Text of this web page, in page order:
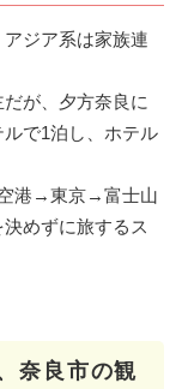
ジア系は家族連
が、夕方奈良に
で1泊し、ホテル
空港→東京→富士山
めずに旅するス
奈良市の観